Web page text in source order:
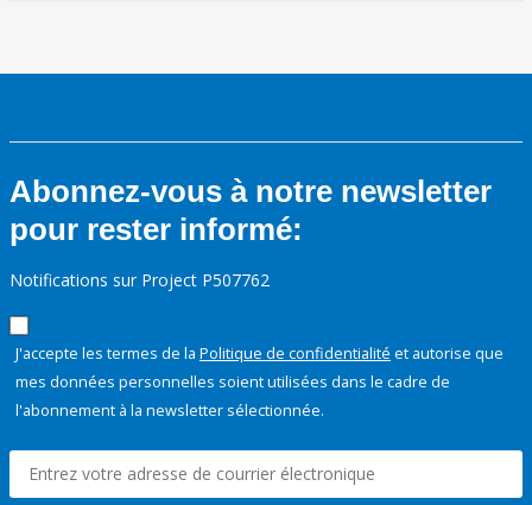
Abonnez-vous à notre newsletter
pour rester informé:
Notifications sur Project P507762
J'accepte les termes de la Politique de confidentialité et autorise que
mes données personnelles soient utilisées dans le cadre de
l'abonnement à la newsletter sélectionnée.